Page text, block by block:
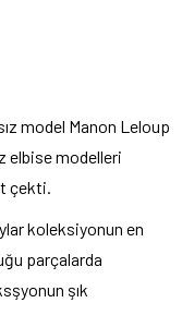
model Manon Leloup
elbise modelleri
çekti.
koleksiyonun en
parçalarda
şık